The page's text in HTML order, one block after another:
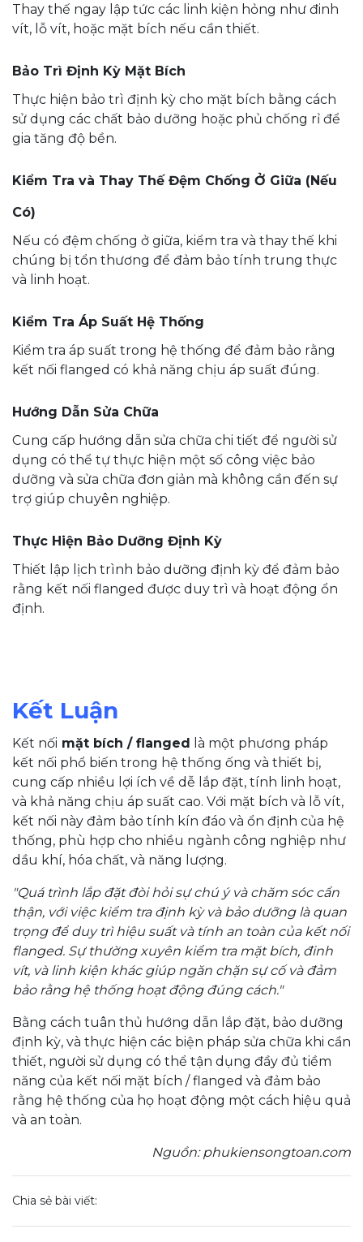
Thay thế ngay lập tức các linh kiện hỏng như đinh
vít, lỗ vít, hoặc mặt bích nếu cần thiết.
Bảo Trì Định Kỳ Mặt Bích
Thực hiện bảo trì định kỳ cho mặt bích bằng cách
sử dụng các chất bảo dưỡng hoặc phủ chống rỉ để
gia tăng độ bền.
Kiểm Tra và Thay Thế Đệm Chống Ở Giữa (Nếu
Có)
Nếu có đệm chống ở giữa, kiểm tra và thay thế khi
chúng bị tổn thương để đảm bảo tính trung thực
và linh hoạt.
Kiểm Tra Áp Suất Hệ Thống
Kiểm tra áp suất trong hệ thống để đảm bảo rằng
kết nối flanged có khả năng chịu áp suất đúng.
Hướng Dẫn Sửa Chữa
Cung cấp hướng dẫn sửa chữa chi tiết để người sử
dụng có thể tự thực hiện một số công việc bảo
dưỡng và sửa chữa đơn giản mà không cần đến sự
trợ giúp chuyên nghiệp.
Thực Hiện Bảo Dưỡng Định Kỳ
Thiết lập lịch trình bảo dưỡng định kỳ để đảm bảo
rằng kết nối flanged được duy trì và hoạt động ổn
định.
Kết Luận
Kết nối mặt bích / flanged là một phương pháp
kết nối phổ biến trong hệ thống ống và thiết bị,
cung cấp nhiều lợi ích về dễ lắp đặt, tính linh hoạt,
và khả năng chịu áp suất cao. Với mặt bích và lỗ vít,
kết nối này đảm bảo tính kín đáo và ổn định của hệ
thống, phù hợp cho nhiều ngành công nghiệp như
dầu khí, hóa chất, và năng lượng.
"Quá trình lắp đặt đòi hỏi sự chú ý và chăm sóc cẩn
thận, với việc kiểm tra định kỳ và bảo dưỡng là quan
trọng để duy trì hiệu suất và tính an toàn của kết nối
flanged. Sự thường xuyên kiểm tra mặt bích, đinh
vít, và linh kiện khác giúp ngăn chặn sự cố và đảm
bảo rằng hệ thống hoạt động đúng cách."
Bằng cách tuân thủ hướng dẫn lắp đặt, bảo dưỡng
định kỳ, và thực hiện các biện pháp sửa chữa khi cần
thiết, người sử dụng có thể tận dụng đầy đủ tiềm
năng của kết nối mặt bích / flanged và đảm bảo
rằng hệ thống của họ hoạt động một cách hiệu quả
và an toàn.
Nguồn:phukiensongtoan.com
Chia sẻ bài viết: